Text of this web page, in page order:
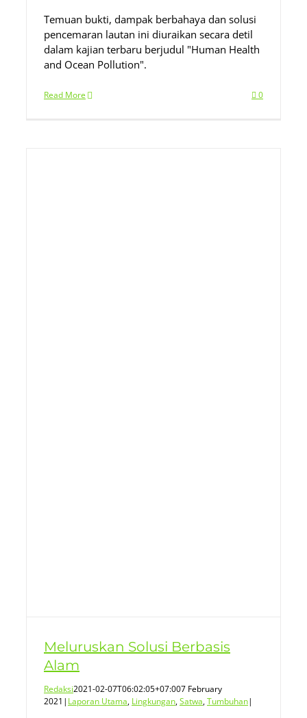
Temuan bukti, dampak berbahaya dan solusi
pencemaran lautan ini diuraikan secara detil
dalam kajian terbaru berjudul "Human Health
and Ocean Pollution".
Read More 0
Meluruskan Solusi Berbasis
Alam
Redaksi2021-02-07T06:02:05+07:007 February
2021 | Laporan Utama, Lingkungan,Satwa,Tumbuhan|